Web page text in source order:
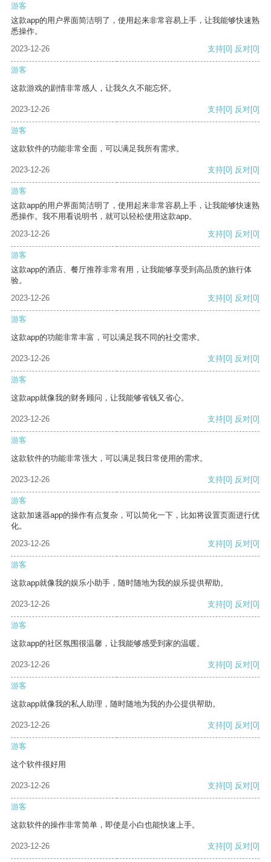
游客
这款app的用户界面简洁明了，使用起来非常容易上手，让我能够快速熟
悉操作。
2023-12-26
支持[0] 反对[0]
游客
这款游戏的剧情非常感人，让我久久不能忘怀。
2023-12-26 支持[0] 反对[0]
游客
这款软件的功能非常全面，可以满足我所有需求。
2023-12-26 支持[0] 反对[0]
游客
这款app的用户界面简洁明了，使用起来非常容易上手，让我能够快速熟
悉操作。我不用看说明书，就可以轻松使用这款app。
2023-12-26
支持[0] 反对[0]
游客
这款app的酒店、餐厅推荐非常有用，让我能够享受到高品质的旅行体
验。
2023-12-26
支持[0] 反对[0]
游客
这款app的功能非常丰富，可以满足我不同的社交需求。
2023-12-26 支持[0] 反对[0]
游客
这款app就像我的财务顾问，让我能够省钱又省心。
2023-12-26 支持[0] 反对[0]
游客
这款软件的功能非常强大，可以满足我日常使用的需求。
2023-12-26 支持[0] 反对[0]
游客
这款加速器app的操作有点复杂，可以简化一下，比如将设置页面进行优
化。
2023-12-26
支持[0] 反对[0]
游客
这款app就像我的娱乐小助手，随时随地为我的娱乐提供帮助。
2023-12-26 支持[0] 反对[0]
游客
这款app的社区氛围很温馨，让我能够感受到家的温暖。
2023-12-26 支持[0] 反对[0]
游客
这款app就像我的私人助理，随时随地为我的办公提供帮助。
2023-12-26 支持[0] 反对[0]
游客
这个软件很好用
2023-12-26 支持[0] 反对[0]
游客
这款软件的操作非常简单，即使是小白也能快速上手。
2023-12-26 支持[0] 反对[0]